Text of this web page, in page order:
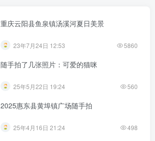
重庆云阳县鱼泉镇汤溪河夏日美景
23年7月24日 12:53 5860
随手拍了几张照片：可爱的猫咪
25年5月22日 19:24 560
2025惠东县黄埠镇广场随手拍
25年4月16日 21:24 498